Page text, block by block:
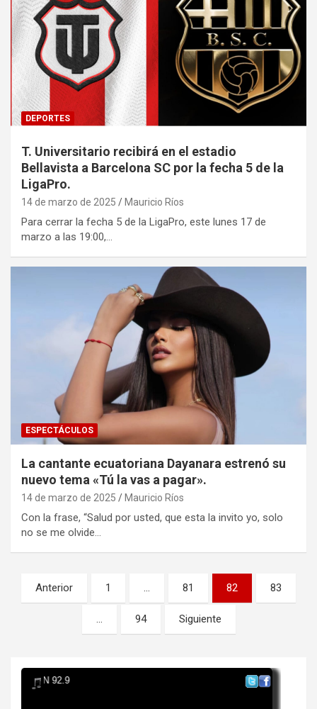
DEPORTES
T. Universitario recibirá en el estadio
Bellavista a Barcelona SC por la fecha 5 de la
LigaPro.
14 de marzo de 2025 Mauricio Ríos
Para cerrar la fecha 5 de la LigaPro, este lunes 17 de
marzo a las 19:00,…
ESPECTÁCULOS
La cantante ecuatoriana Dayanara estrenó su
nuevo tema «Tú la vas a pagar».
14 de marzo de 2025 Mauricio Ríos
Con la frase, “Salud por usted, que esta la invito yo, solo
no se me olvide…
Paginación
de
Anterior 1 … 81 82 83
… 94 Siguiente